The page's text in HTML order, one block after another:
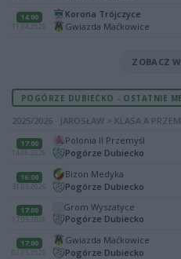
14:00
11.04.2026
Korona Trójczyce
Gwiazda Maćkowice
ZOBACZ
POGÓRZE DUBIECKO - OSTATNIE
2025/2026 · JAROSŁAW > KLASA A
17:00
14.06.2026
Polonia II Przemyśl
Pogórze Dubiecko
16:00
31.05.2026
Bizon Medyka
Pogórze Dubiecko
17:00
17.05.2026
Grom Wyszatyce
Pogórze Dubiecko
17:00
02.05.2026
Gwiazda Maćkowice
Pogórze Dubiecko